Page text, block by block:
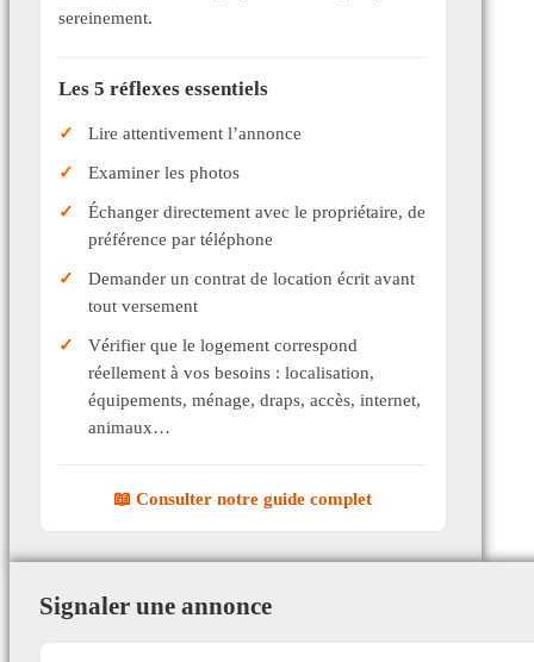
sereinement.
Les 5 réflexes essentiels
Lire attentivement l’annonce
Examiner les photos
Échanger directement avec le propriétaire, de
préférence par téléphone
Demander un contrat de location écrit avant
tout versement
Vérifier que le logement correspond
réellement à vos besoins : localisation,
équipements, ménage, draps, accès, internet,
animaux…
📖 Consulter notre guide complet
Signaler une annonce